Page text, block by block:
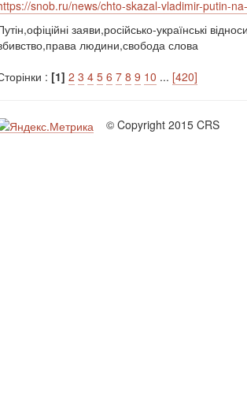
snob.ru/news/chto-skazal-vladimir-putin-
заяви,російсько-українські
людини,свобода слова
: [1] 2 3 4 5 6 7 8 9 10 ... [420]
© Copyright 2015 CRS